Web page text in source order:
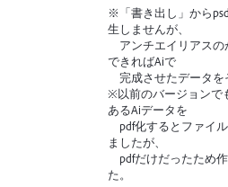
※「書き出し」から
生しませんが、
アンチエイリアスの
できればAiで
完成させたデータを
※以前のバージョンで
あるAiデータを
pdf化するとファイ
ましたが、
pdfだけだったため
た。